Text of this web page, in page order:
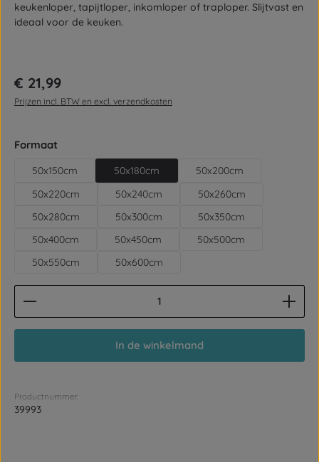
keukenloper, tapijtloper, inkomloper of traploper. Slijtvast en
ideaal voor de keuken.
Normale prijs:
€ 21,99
Prijzen incl. BTW en excl. verzendkosten
Selecteer
Formaat
50x150cm 50x180cm
50x200cm
50x220cm
50x240cm
50x260cm
50x280cm
50x300cm
50x350cm
50x400cm
50x450cm
50x500cm
50x550cm
50x600cm
Producthoeveelheid: Voer de gewenste
In de winkelmand
Productnummer:
39993